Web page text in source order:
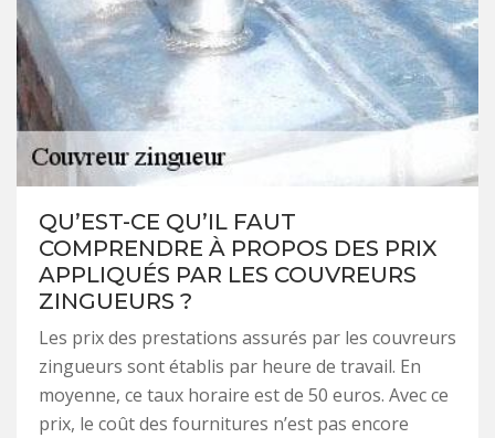
QU’EST-CE QU’IL FAUT
COMPRENDRE À PROPOS DES PRIX
APPLIQUÉS PAR LES COUVREURS
ZINGUEURS ?
Les prix des prestations assurés par les couvreurs
zingueurs sont établis par heure de travail. En
moyenne, ce taux horaire est de 50 euros. Avec ce
prix, le coût des fournitures n’est pas encore